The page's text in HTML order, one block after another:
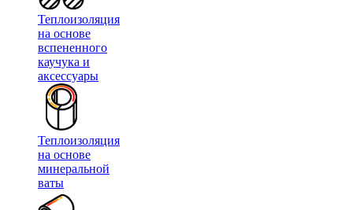
Теплоизоляция
на основе
вспененного
каучука и
аксессуары
Теплоизоляция
на основе
минеральной
ваты